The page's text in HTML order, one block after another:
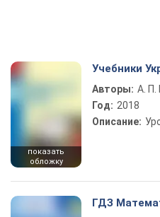
показать
обложку
Учебники
Авторы: А. П.
Год: 2018
Описание:
ГДЗ